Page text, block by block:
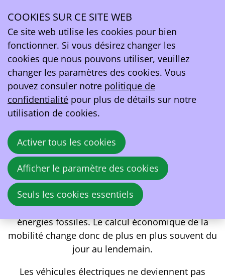
Ownership » devient le « Total Cost of Oil »
Dans les discussions sur l'électrification de la
mobilité, un concept revient souvent : le TCO, ou
Total Cost of Ownership ». Les entreprises, les
gestionnaires de flottes et les transporteurs se
penchent de plus en plus sur ce coût total pour
comparer les différentes technologies de propulsion.
clairement que ce TCO reste fortement influencé par
un facteur extérieur au secteur lui-même : le prix du
pétrole et du gaz. Toute crise géopolitique – des
conflits au Moyen-Orient aux tensions sur les
marchés mondiaux de l'énergie – se traduit presque
immédiatement par une hausse des prix des
énergies fossiles. Le calcul économique de la
mobilité change donc de plus en plus souvent du
jour au lendemain.
Les véhicules électriques ne deviennent pas
COOKIES SUR CE SITE WEB
Ce site web utilise les cookies pour bien
fonctionner. Si vous désirez changer les
cookies que nous pouvons utiliser, veuillez
changer les paramètres des cookies. Vous
pouvez consuler notre politique de
confidentialité pour plus de détails sur notre
utilisation de cookies.
Activer tous les cookies
Afficher le paramètre des cookies
Seuls les cookies essentiels